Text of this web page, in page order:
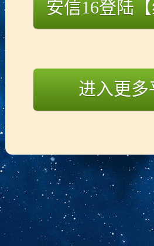
演示产品标题
安信16登陆【
进入更多